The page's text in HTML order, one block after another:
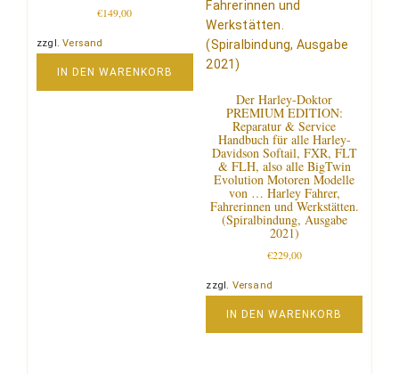
€149,00
zzgl.Versand
IN DEN WARENKORB
Der Harley-Doktor
PREMIUM EDITION:
Reparatur & Service
Handbuch für alle Harley-
Davidson Softail, FXR, FLT
& FLH, also alle BigTwin
Evolution Motoren Modelle
von … Harley Fahrer,
Fahrerinnen und Werkstätten.
(Spiralbindung, Ausgabe
2021)
€229,00
zzgl. Versand
IN DEN WARENKORB